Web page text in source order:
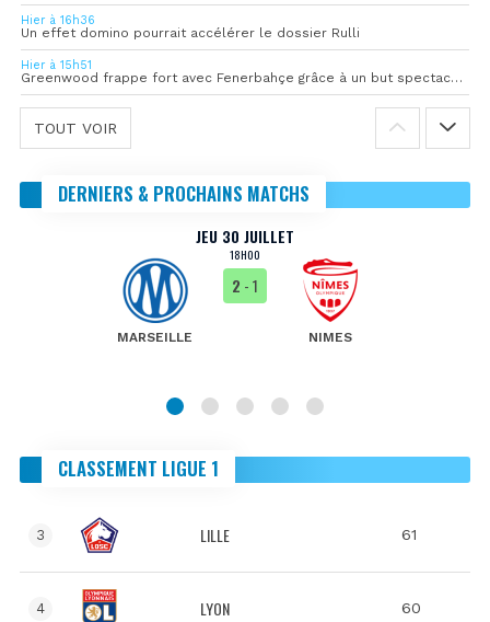
Hier à 16h36
Un effet domino pourrait accélérer le dossier Rulli
Hier à 15h51
Greenwood frappe fort avec Fenerbahçe grâce à un but spectaculaire
TOUT VOIR
DERNIERS & PROCHAINS MATCHS
JEU 30 JUILLET
18H00
MARSEILLE
2 - 1
NIMES
CLASSEMENT LIGUE 1
3 LILLE 61
4 LYON 60